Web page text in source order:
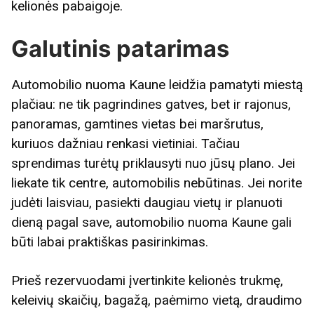
kelionės pabaigoje.
Galutinis patarimas
Automobilio nuoma Kaune leidžia pamatyti miestą
plačiau: ne tik pagrindines gatves, bet ir rajonus,
panoramas, gamtines vietas bei maršrutus,
kuriuos dažniau renkasi vietiniai. Tačiau
sprendimas turėtų priklausyti nuo jūsų plano. Jei
liekate tik centre, automobilis nebūtinas. Jei norite
judėti laisviau, pasiekti daugiau vietų ir planuoti
dieną pagal save, automobilio nuoma Kaune gali
būti labai praktiškas pasirinkimas.
Prieš rezervuodami įvertinkite kelionės trukmę,
keleivių skaičių, bagažą, paėmimo vietą, draudimo